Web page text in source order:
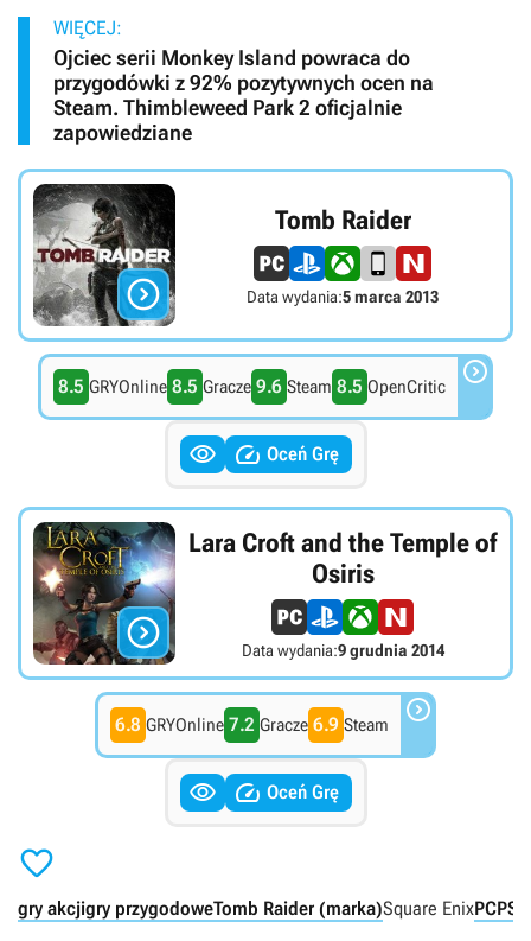
WIĘCEJ:
Ojciec serii Monkey Island powraca do
przygodówki z 92% pozytywnych ocen na
Steam. Thimbleweed Park 2 oficjalnie
zapowiedziane

Tomb Raider
Data wydania:5 marca 2013
8.5 GRYOnline 8.5 Gracze 9.6 Steam 8.5 OpenCritic 
  Oceń Grę

Lara Croft and the Temple of
Osiris
Data wydania:9 grudnia 2014
6.8 GRYOnline 7.2 Gracze 6.9 Steam 
  Oceń Grę

gry akcjigry przygodoweTomb Raider (marka)Square EnixPCPS4